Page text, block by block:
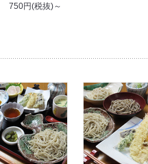
750円(税抜)～